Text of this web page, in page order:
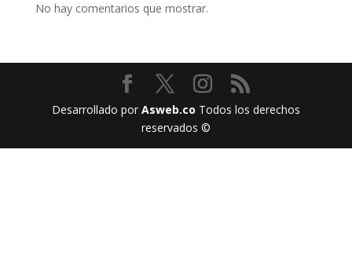
No hay comentarios que mostrar.
Desarrollado por Asweb.co Todos los derechos
reservados ©